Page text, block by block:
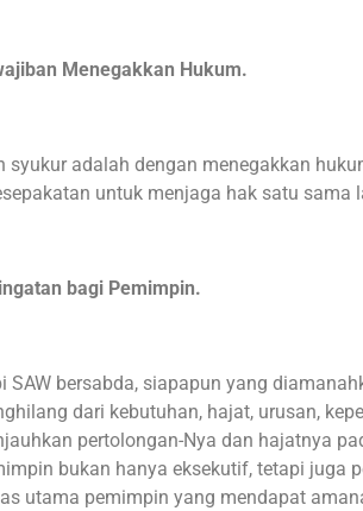
Menegakkan Hukum.
syukur adalah dengan menegakkan
untuk menjaga hak satu sama
bagi Pemimpin.
SAW bersabda, siapapun yang
dari kebutuhan, hajat, urusan,
pertolongan-Nya dan hajatnya
bukan hanya eksekutif, tetapi juga
utama pemimpin yang mendapat